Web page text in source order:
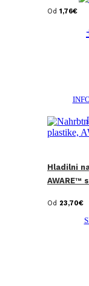
Od 1,76€
Hladilni
AWARE™
Od 23,70€